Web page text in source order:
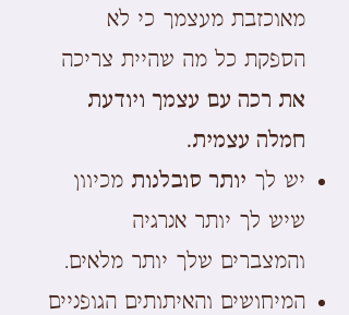
מאוכזבת מעצמך כי לא
הספקת כל מה שהיית צריכה
את רכה עם עצמך ויודעת
חמלה עצמית.
יש לך יותר סובלנות מכיוון
שיש לך יותר אנרגיה
והמצברים שלך יותר מלאים.
המיחושים והאיתותים הגופניים